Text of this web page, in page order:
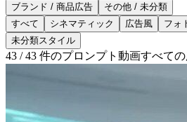
ブランド / 商品広告
その他 / 未分類
すべて
シネマティック 広告風
フォ
未分類スタイル
43 / 43 件のプロンプト動画すべて